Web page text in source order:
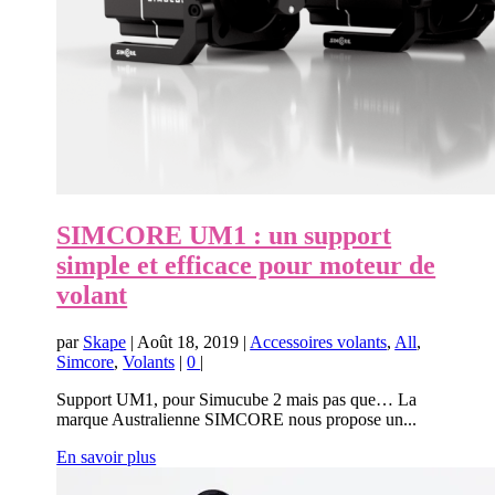
SIMCORE UM1 : un support
simple et efficace pour moteur de
volant
par Skape | Août 18, 2019 | Accessoires volants, All,
Simcore,Volants |0 |
Support UM1, pour Simucube 2 mais pas que… La
marque Australienne SIMCORE nous propose un...
En savoir plus